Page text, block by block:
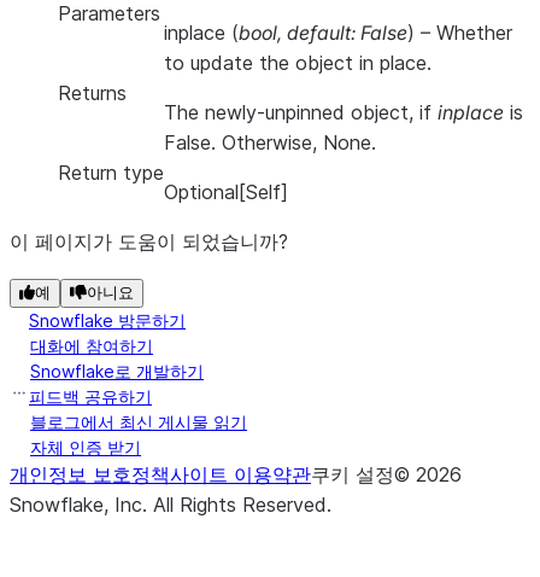
Parameters
inplace (bool, default: False) – Whether
to update the object in place.
Returns
The newly-unpinned object, if inplace is
False. Otherwise, None.
Return type
Optional[Self]
이 페이지가 도움이 되었습니까?
예 아니요
Snowflake 방문하기
대화에 참여하기
Snowflake로 개발하기
피드백 공유하기
블로그에서 최신 게시물 읽기
자체 인증 받기
개인정보 보호정책사이트 이용약관쿠키 설정© 2026
Snowflake, Inc. All Rights Reserved.